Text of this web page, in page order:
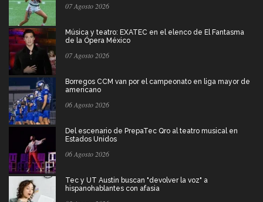
07 Agosto 2026
Música y teatro: EXATEC en el elenco de El Fantasma
de la Ópera México
07 Agosto 2026
Borregos CCM van por el campeonato en liga mayor de
americano
06 Agosto 2026
Del escenario de PrepaTec Qro al teatro musical en
Estados Unidos
06 Agosto 2026
Tec y UT Austin buscan "devolver la voz" a
hispanohablantes con afasia